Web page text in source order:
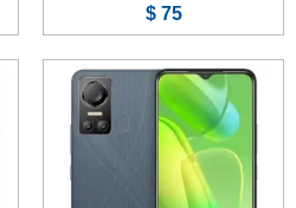
75 $
الشاشة:6.6 بوصة - IPS LCD
الذاكرة الداخلية:
الرام:
8 + 0.3 + 0.3 ميجابكسل